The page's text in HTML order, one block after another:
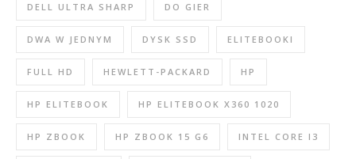
DELL ULTRA SHARP DO GIER
DWA W JEDNYM DYSK SSD ELITEBOOKI
FULL HD HEWLETT-PACKARD HP
HP ELITEBOOK HP ELITEBOOK X360 1020
HP ZBOOK HP ZBOOK 15 G6 INTEL CORE I3